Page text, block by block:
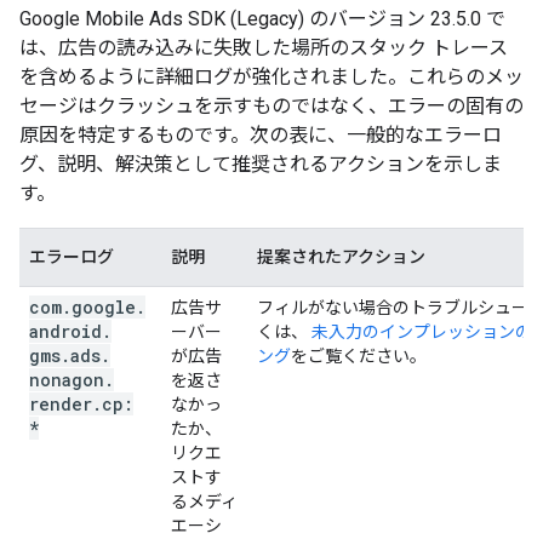
Google Mobile Ads SDK (Legacy) のバージョン 23.5.0 で
は、広告の読み込みに失敗した場所のスタック トレース
を含めるように詳細ログが強化されました。これらのメッ
セージはクラッシュを示すものではなく、エラーの固有の
原因を特定するものです。次の表に、一般的なエラーロ
グ、説明、解決策として推奨されるアクションを示しま
す。
エラーログ 説明 提案されたアクション
com. google .
android .
gms.ads.
nonagon .
render. cp:
*
広告サ
ーバー
が広告
を返さ
なかっ
たか、
リクエ
ストす
るメディ
エーシ
フィルがない場合のトラブルシュー
くは、
未入力のインプレッションの
ングをご覧ください。